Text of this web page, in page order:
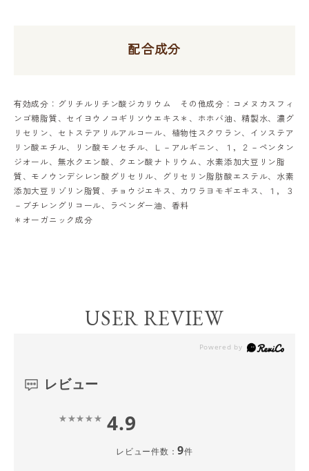
配合成分
有効成分：グリチルリチン酸ジカリウム その他成分：コメヌカスフィ
ンゴ糖脂質、セイヨウノコギリソウエキス＊、ホホバ油、精製水、濃グ
リセリン、セトステアリルアルコール、植物性スクワラン、イソステア
リン酸エチル、リン酸モノセチル、Ｌ－アルギニン、１，２－ペンタン
ジオール、無水クエン酸、クエン酸ナトリウム、水素添加大豆リン脂
質、モノウンデシレン酸グリセリル、グリセリン脂肪酸エステル、水素
添加大豆リゾリン脂質、チョウジエキス、カワラヨモギエキス、１，３
－ブチレングリコール、ラベンダー油、香料
＊オーガニック成分
USER REVIEW
レビュー
4.9
レビュー件数：9件